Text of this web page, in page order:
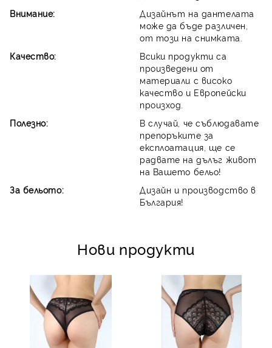
Внимание:
Дизайнът на дантелата
може да бъде различен,
от този на снимката.
Качество:
Всики продукти са
произведени от
материали с високо
качество и Европейски
произход.
Полезно:
В случай, че съблюдавате
препоръките за
експлоатация, ще се
радвате на дълъг живот
на Вашето бельо!
За бельото:
Дизайн и производство в
България!
Нови продукти